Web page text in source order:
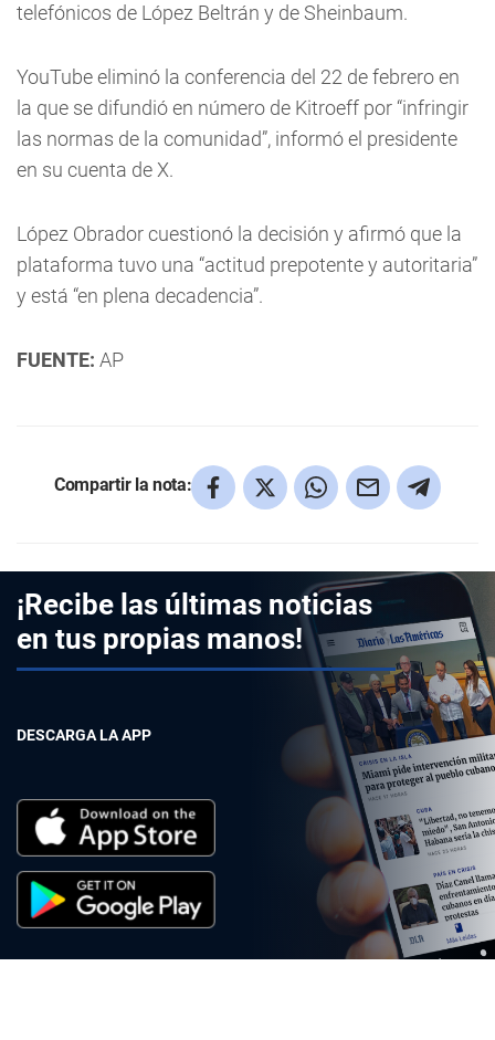
telefónicos de López Beltrán y de Sheinbaum.
YouTube eliminó la conferencia del 22 de febrero en
la que se difundió en número de Kitroeff por “infringir
las normas de la comunidad”, informó el presidente
en su cuenta de X.
López Obrador cuestionó la decisión y afirmó que la
plataforma tuvo una “actitud prepotente y autoritaria”
y está “en plena decadencia”.
FUENTE: AP
Compartir la nota:
¡Recibe las últimas noticias
en tus propias manos!
DESCARGA LA APP